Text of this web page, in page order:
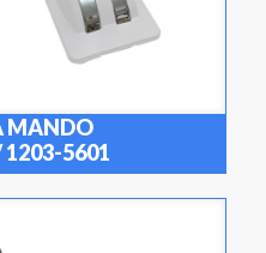
MANDO
1203-5601